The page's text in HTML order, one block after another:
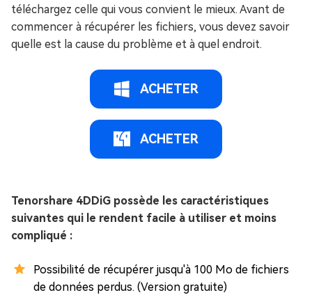
téléchargez celle qui vous convient le mieux. Avant de
commencer à récupérer les fichiers, vous devez savoir
quelle est la cause du problème et à quel endroit.
ACHETER
ACHETER
Tenorshare 4DDiG possède les caractéristiques
suivantes qui le rendent facile à utiliser et moins
compliqué :
Possibilité de récupérer jusqu'à 100 Mo de fichiers
de données perdus. (Version gratuite)